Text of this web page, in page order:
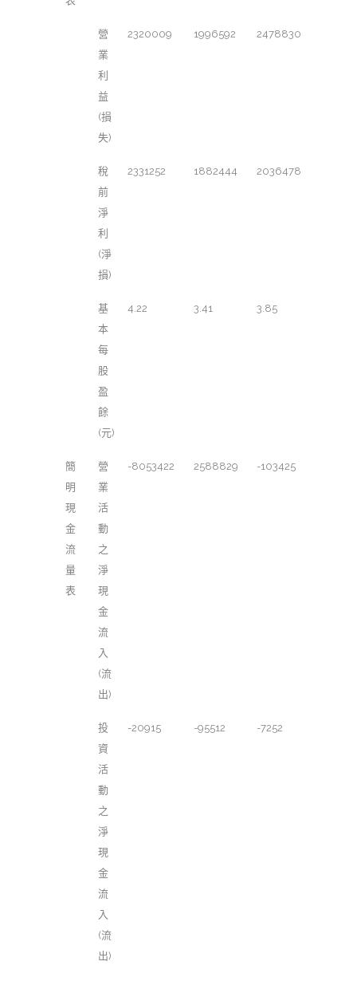
營
業
利
益
(損
失)
2320009 1996592 2478830
稅
前
淨
利
(淨
損)
2331252 1882444 2036478
基
本
每
股
盈
餘
(元)
4.22 3.41 3.85
簡
明
現
金
流
量
表
營
業
活
動
之
淨
現
金
流
入
(流
出)
-8053422 2588829 -103425
投
資
活
動
之
淨
現
金
流
入
(流
出)
-20915 -95512 -7252